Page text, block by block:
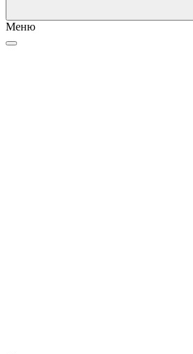
Меню